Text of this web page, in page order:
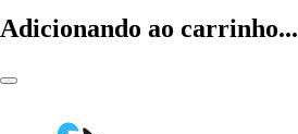
Adicionando ao carrinho...